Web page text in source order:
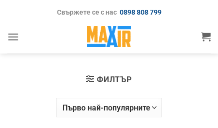
Свържете се с нас 0898 808 799
ФИЛТЪР